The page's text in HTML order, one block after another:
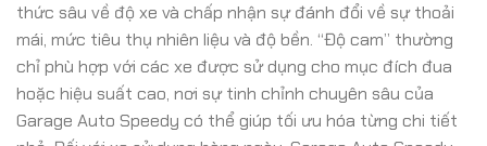
thức sâu về độ xe và chấp nhận sự đánh đổi về sự thoải
mái, mức tiêu thụ nhiên liệu và độ bền. “Độ cam” thường
chỉ phù hợp với các xe được sử dụng cho mục đích đua
hoặc hiệu suất cao, nơi sự tinh chỉnh chuyên sâu của
Garage Auto Speedy có thể giúp tối ưu hóa từng chi tiết